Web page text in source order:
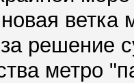
решение
метро